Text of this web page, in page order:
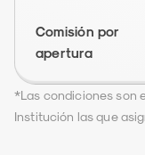
Comisión por
apertura
*Las condiciones son
Institución las que